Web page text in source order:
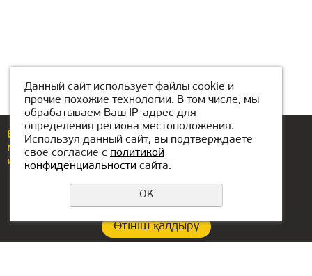
Еcли у вас возникли вопросы или предложения,
позвоните по номеру +7(771)425-86-37
или напишите намalmaty@kiber-one.com
Өтініш қалдыру
Данный сайт использует файлы cookie и
прочие похожие технологии. В том числе, мы
обрабатываем Ваш IP-адрес для
определения региона местоположения.
Используя данный сайт, вы подтверждаете
свое согласие с политикой
конфиденциальности сайта.
OK